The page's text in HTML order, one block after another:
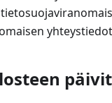
yhteystiedot